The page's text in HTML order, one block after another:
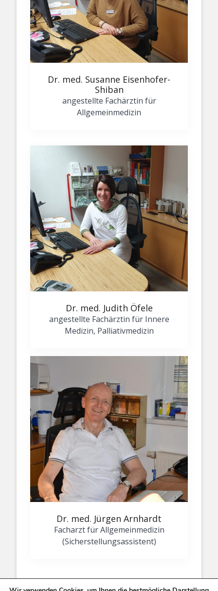
Dr. med. Susanne Eisenhofer-
Shiban
angestellte Fachärztin für
Allgemeinmedizin
Dr. med. Judith Öfele
angestellte Fachärztin für Innere
Medizin, Palliativmedizin
Dr. med. Jürgen Arnhardt
Facharzt für Allgemeinmedizin
(Sicherstellungsassistent)